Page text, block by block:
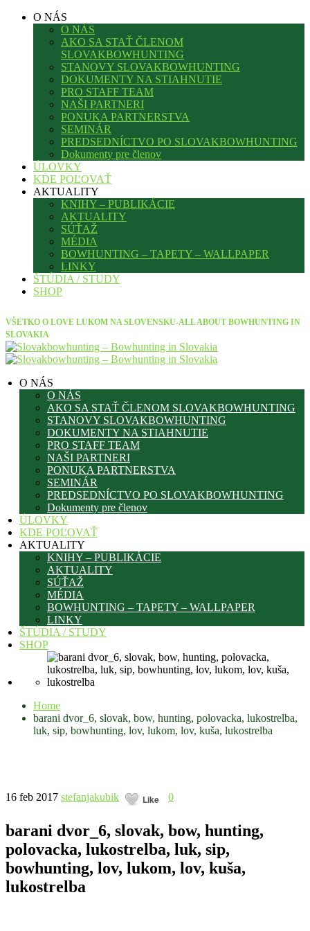
O NÁS
O NÁS
AKO SA STAŤ ČLENOM
SLOVAKBOWHUNTING
STANOVY SLOVAKBOWHUNTING
DOKUMENTY NA STIAHNUTIE
PRO STAFF TEAM
NAŠI PARTNERI
PONUKA PARTNERSTVA
SEMINÁR
PREDSEDNÍCTVO PO SLOVAKBOWHUNTING
Dokumenty pre členov
ÚLOVKY
KDE POĽOVAŤ
AKTUALITY
KNIHY – PUBLIKÁCIE
AKTUALITY
SÚŤAŽ
MÉDIA
BOWHUNTING – TAPETY – WALLPAPER
LINKY
ŠTÚDIA / STUDY
SHOP
VŠETKO O LOVE LUKOM NA SLOVENSKU-ALL ABOUT BOWHUNTING IN
SLOVAKIA
O NÁS
O NÁS
AKO SA STAŤ ČLENOM SLOVAKBOWHUNTING
STANOVY SLOVAKBOWHUNTING
DOKUMENTY NA STIAHNUTIE
PRO STAFF TEAM
NAŠI PARTNERI
PONUKA PARTNERSTVA
SEMINÁR
PREDSEDNÍCTVO PO SLOVAKBOWHUNTING
Dokumenty pre členov
ÚLOVKY
KDE POĽOVAŤ
AKTUALITY
KNIHY – PUBLIKÁCIE
AKTUALITY
SÚŤAŽ
MÉDIA
BOWHUNTING – TAPETY – WALLPAPER
LINKY
ŠTÚDIA / STUDY
SHOP
Home
barani dvor_6, slovak, bow, hunting, polovacka, lukostrelba,
luk, sip, bowhunting, lov, lukom, lov, kuša, lukostrelba
16 feb 2017 stefanjakubik Like 0
barani dvor_6, slovak, bow, hunting,
polovacka, lukostrelba, luk, sip,
bowhunting, lov, lukom, lov, kuša,
lukostrelba